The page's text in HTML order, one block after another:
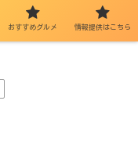
おすすめグルメ 情報提供はこちら